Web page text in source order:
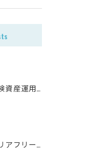
円安円高が保険資産運用に与える影響
介護費用とバリアフリーリフォーム事例解説